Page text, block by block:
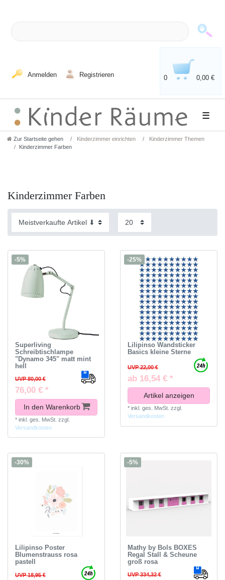
Anmelden Registrieren 0 0,00 €
☰
Zur Startseite gehen Kinderzimmer einrichten
Kinderzimmer Themen
Kinderzimmer Farben
Kinderzimmer Farben
-5%
Superliving
Schreibtischlampe
"Dynamo 345" matt mint
hell
UVP 80,00 €
76,00 € *
In den Warenkorb
* inkl. ges. MwSt. zzgl.
Versandkosten
-25%
Lilipinso Wandsticker
Basics kleine Sterne
UVP 22,00 €
ab 16,54 € *
Artikel anzeigen
* inkl. ges. MwSt. zzgl.
Versandkosten
-30%
Lilipinso Poster
Blumenstrauss rosa
pastell
UVP 18,95 €
-5%
Mathy by Bols BOXES
Regal Stall & Scheune
groß rosa
UVP 334,32 €